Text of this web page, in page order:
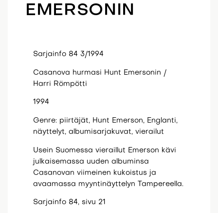
EMERSONIN
Sarjainfo 84 3/1994
Casanova hurmasi Hunt Emersonin /
Harri Römpötti
1994
Genre: piirtäjät, Hunt Emerson, Englanti,
näyttelyt, albumisarjakuvat, vierailut
Usein Suomessa vieraillut Emerson kävi
julkaisemassa uuden albuminsa
Casanovan viimeinen kukoistus ja
avaamassa myyntinäyttelyn Tampereella.
Sarjainfo 84, sivu 21